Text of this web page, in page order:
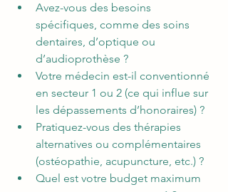
Avez-vous des besoins
spécifiques, comme des soins
dentaires, d’optique ou
d’audioprothèse ?
Votre médecin est-il conventionné
en secteur 1 ou 2 (ce qui influe sur
les dépassements d’honoraires) ?
Pratiquez-vous des thérapies
alternatives ou complémentaires
(ostéopathie, acupuncture, etc.) ?
Quel est votre budget maximum